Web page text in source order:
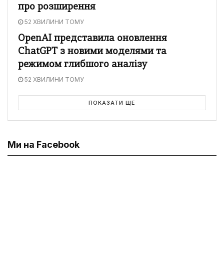
про розширення
52 ХВИЛИНИ ТОМУ
OpenAI представила оновлення
ChatGPT з новими моделями та
режимом глибшого аналізу
52 ХВИЛИНИ ТОМУ
ПОКАЗАТИ ЩЕ
Ми на Facebook